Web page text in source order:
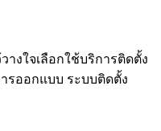
งใจเลือกใช้บริการติดตั้ง
รออกแบบ ระบบติดตั้ง